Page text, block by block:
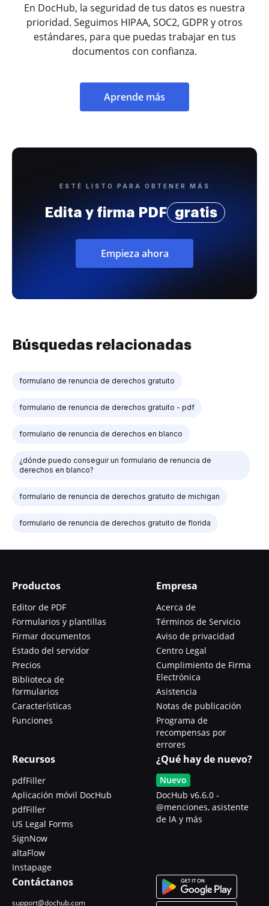
En DocHub, la seguridad de tus datos es nuestra
prioridad. Seguimos HIPAA, SOC2, GDPR y otros
estándares, para que puedas trabajar en tus
documentos con confianza.
Aprende más
ESTÉ LISTO PARA OBTENER MÁS
Edita y firma PDF gratis
Empieza ahora
Búsquedas relacionadas
formulario de renuncia de derechos gratuito
formulario de renuncia de derechos gratuito - pdf
formulario de renuncia de derechos en blanco
¿dónde puedo conseguir un formulario de renuncia de
derechos en blanco?
formulario de renuncia de derechos gratuito de michigan
formulario de renuncia de derechos gratuito de florida
Productos
Editor de PDF
Formularios y plantillas
Firmar documentos
Estado del servidor
Precios
Biblioteca de
formularios
Características
Funciones
Empresa
Acerca de
Términos de Servicio
Aviso de privacidad
Centro Legal
Cumplimiento de Firma
Electrónica
Asistencia
Notas de publicación
Programa de
recompensas por
errores
Recursos
pdfFiller
Aplicación móvil DocHub
pdfFiller
US Legal Forms
SignNow
altaFlow
Instapage
¿Qué hay de nuevo?
Nuevo
DocHub v6.6.0 -
@menciones, asistente
de IA y más
Contáctanos
support@dochub.com